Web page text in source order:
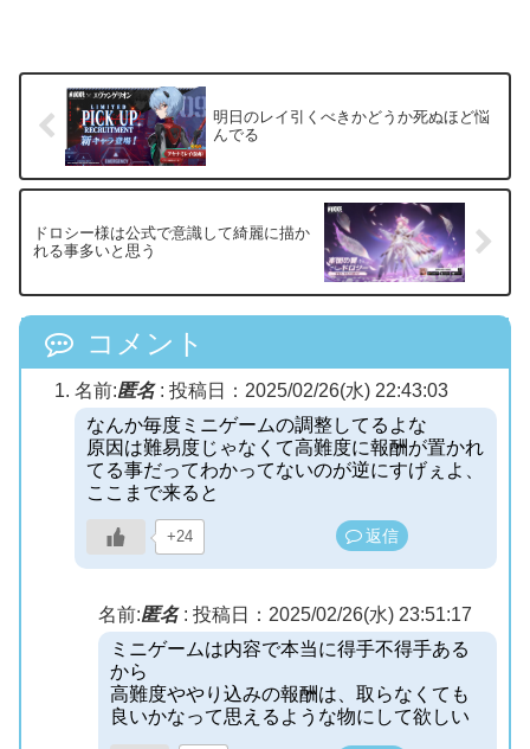
明日のレイ引くべきかどうか死ぬほど悩
んでる
ドロシー様は公式で意識して綺麗に描か
れる事多いと思う
コメント
名前:匿名: 投稿日：2025/02/26(水) 22:43:03
なんか毎度ミニゲームの調整してるよな
原因は難易度じゃなくて高難度に報酬が置かれ
てる事だってわかってないのが逆にすげぇよ、
ここまで来ると
+24 返信
名前:匿名: 投稿日：2025/02/26(水) 23:51:17
ミニゲームは内容で本当に得手不得手ある
から
高難度ややり込みの報酬は、取らなくても
良いかなって思えるような物にして欲しい